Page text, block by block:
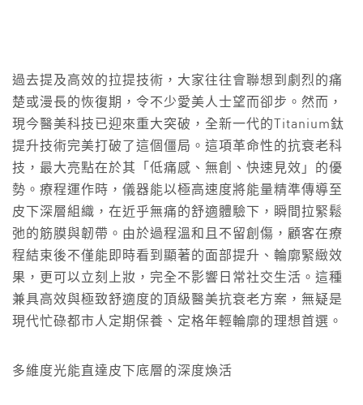
過去提及高效的拉提技術，大家往往會聯想到劇烈的痛
楚或漫長的恢復期，令不少愛美人士望而卻步。然而，
現今醫美科技已迎來重大突破，全新一代的Titanium鈦
提升技術完美打破了這個僵局。這項革命性的抗衰老科
技，最大亮點在於其「低痛感、無創、快速見效」的優
勢。療程運作時，儀器能以極高速度將能量精準傳導至
皮下深層組織，在近乎無痛的舒適體驗下，瞬間拉緊鬆
弛的筋膜與韌帶。由於過程溫和且不留創傷，顧客在療
程結束後不僅能即時看到顯著的面部提升、輪廓緊緻效
果，更可以立刻上妝，完全不影響日常社交生活。這種
兼具高效與極致舒適度的頂級醫美抗衰老方案，無疑是
現代忙碌都市人定期保養、定格年輕輪廓的理想首選。
多維度光能直達皮下底層的深度煥活